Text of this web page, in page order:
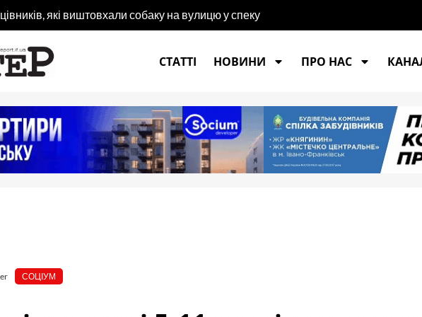
які виштовхали собаку на вулицю у спеку
СТАТТІ
НОВИНИ ПРО НАС
СОЦІУМ